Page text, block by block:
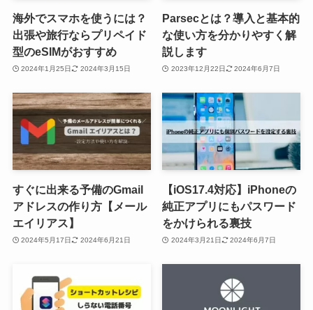
海外でスマホを使うには？
出張や旅行ならプリペイド
型のeSIMがおすすめ
2024年1月25日 2024年3月15日
Parsecとは？導入と基本的
な使い方を分かりやすく解
説します
2023年12月22日 2024年6月7日
すぐに出来る予備のGmail
アドレスの作り方【メール
エイリアス】
2024年5月17日 2024年6月21日
【iOS17.4対応】iPhoneの
純正アプリにもパスワード
をかけられる裏技
2024年3月21日 2024年6月7日